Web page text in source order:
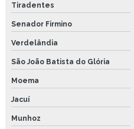
Tiradentes
Senador Firmino
Verdelândia
São João Batista do Glória
Moema
Jacuí
Munhoz